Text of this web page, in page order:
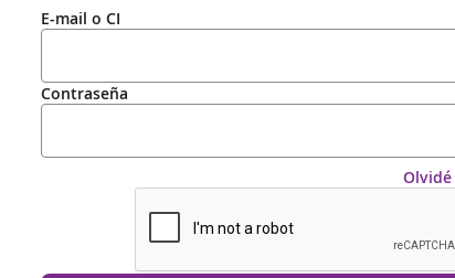
E-mail o CI
Contraseña